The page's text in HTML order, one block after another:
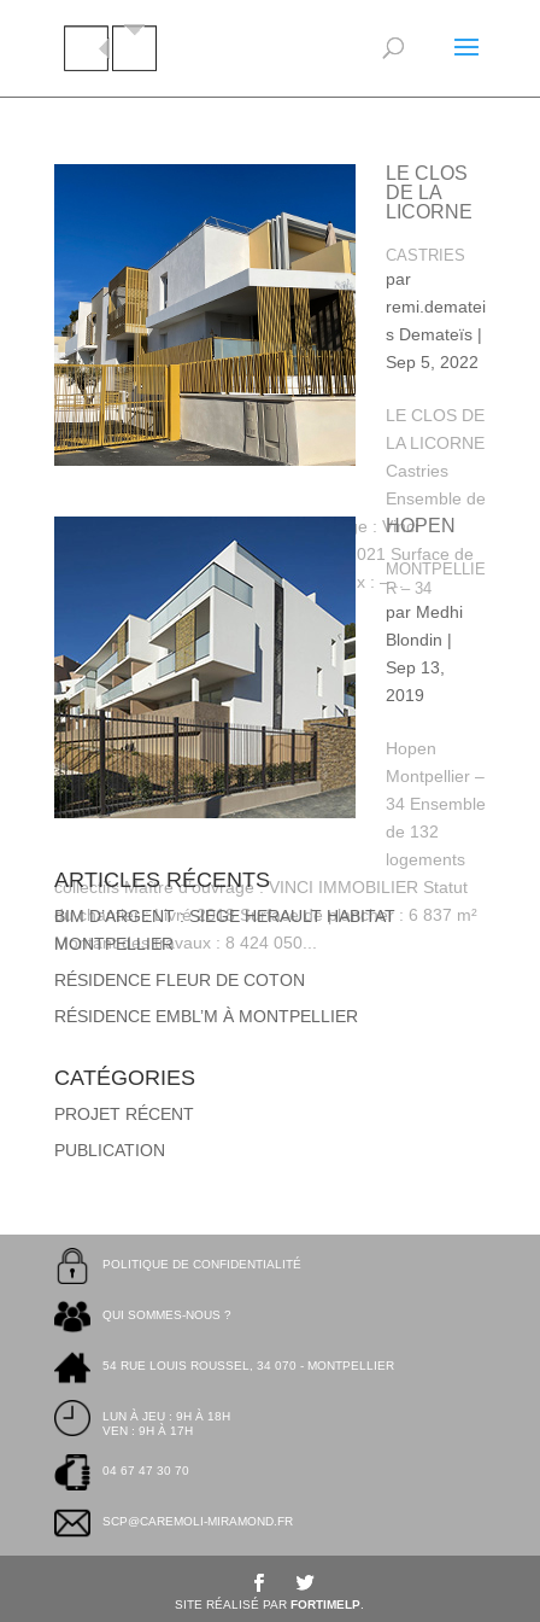
LE CLOS
DE LA
LICORNE
CASTRIES
par
remi.dematei
s Demateïs|
Sep 5, 2022
LE CLOS DE
LA LICORNE
Castries
Ensemble de
33 logements etudiants Maître d’ouvrage : Vinci
immobilier Statut du chantier : livré en 2021 Surface de
plancher : 1 890 m² Montant des travaux : –...
HOPEN
MONTPELLIE
R – 34
par Medhi
Blondin |
Sep 13,
2019
Hopen
Montpellier –
34 Ensemble
de 132
logements
collectifs Maître d’ouvrage : VINCI IMMOBILIER Statut
du chantier : Livré 2018 Surface de plancher : 6 837 m²
Montant des travaux : 8 424 050...
ARTICLES RÉCENTS
BIM D’ARGENT : SIEGE HERAULT HABITAT
MONTPELLIER
RÉSIDENCE FLEUR DE COTON
RÉSIDENCE EMBL’M À MONTPELLIER
CATÉGORIES
PROJET RÉCENT
PUBLICATION
POLITIQUE DE CONFIDENTIALITÉ
QUI SOMMES-NOUS ?
54 RUE LOUIS ROUSSEL, 34 070 - MONTPELLIER
LUN À JEU : 9H À 18H
VEN : 9H À 17H
04 67 47 30 70
SCP@CAREMOLI-MIRAMOND.FR
SITE RÉALISÉ PARFORTIMELP.